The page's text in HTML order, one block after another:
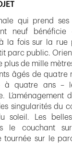
qui prend
neuf bénéficie
la fois sur la rue
parc public.
plus de mille
âgés de quatre
à quatre ans –
L’aménagement
singularités du
soleil. Les
le couchant
tournée sur le